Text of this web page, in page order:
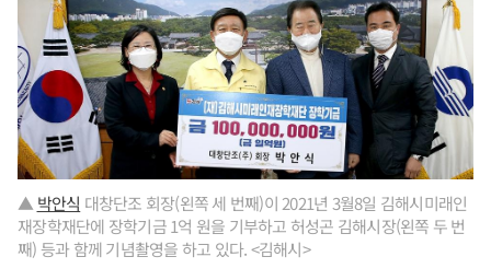
▲ 박안식 대창단조 회장(왼쪽 세 번째)이 2021년 3월8일 김해시미래인
재장학재단에 장학기금 1억 원을 기부하고 허성곤 김해시장(왼쪽 두 번
째) 등과 함께 기념촬영을 하고 있다. <김해시>